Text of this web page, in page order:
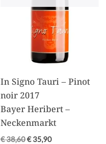
In Signo Tauri – Pinot
noir 2017
Bayer Heribert –
Neckenmarkt
€38,60€ 35,90